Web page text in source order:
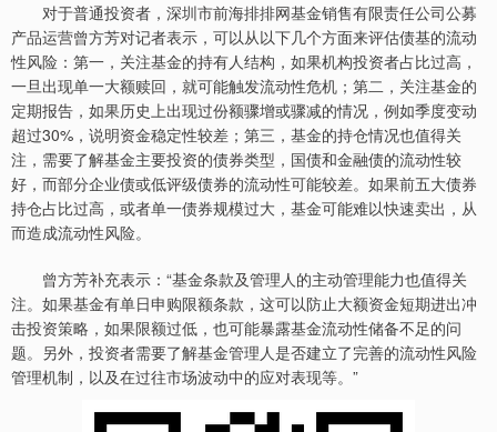
对于普通投资者，深圳市前海排排网基金销售有限责任公司公募
产品运营曾方芳对记者表示，可以从以下几个方面来评估债基的流动
性风险：第一，关注基金的持有人结构，如果机构投资者占比过高，
一旦出现单一大额赎回，就可能触发流动性危机；第二，关注基金的
定期报告，如果历史上出现过份额骤增或骤减的情况，例如季度变动
超过30%，说明资金稳定性较差；第三，基金的持仓情况也值得关
注，需要了解基金主要投资的债券类型，国债和金融债的流动性较
好，而部分企业债或低评级债券的流动性可能较差。如果前五大债券
持仓占比过高，或者单一债券规模过大，基金可能难以快速卖出，从
而造成流动性风险。
曾方芳补充表示：“基金条款及管理人的主动管理能力也值得关
注。如果基金有单日申购限额条款，这可以防止大额资金短期进出冲
击投资策略，如果限额过低，也可能暴露基金流动性储备不足的问
题。另外，投资者需要了解基金管理人是否建立了完善的流动性风险
管理机制，以及在过往市场波动中的应对表现等。”